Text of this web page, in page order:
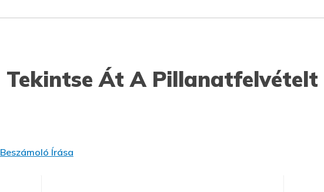
Tekintse Át A Pillanatfelvételt
Beszámoló Írása